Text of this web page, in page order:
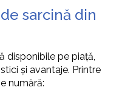
sarcină din
disponibile pe piață,
și avantaje. Printre
numără: